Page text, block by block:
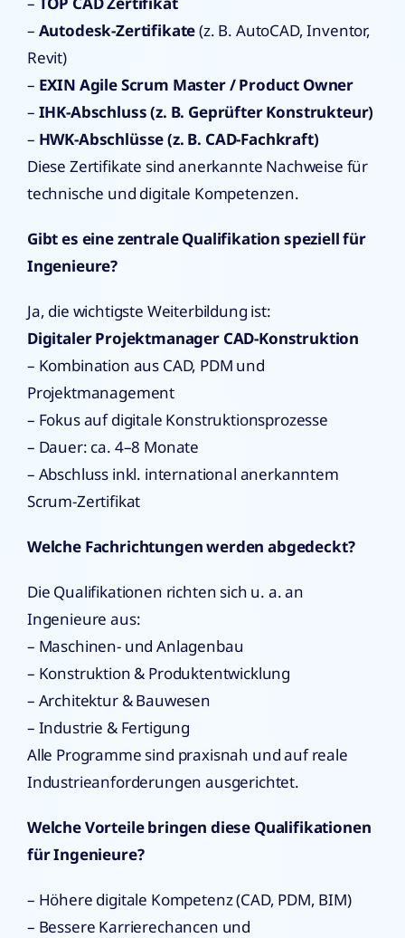
– Autodesk-Zertifikate(z. B. AutoCAD, Inventor,
Revit)
– EXIN Agile Scrum Master / Product Owner
– IHK-Abschluss (z. B. Geprüfter Konstrukteur)
– HWK-Abschlüsse (z. B. CAD-Fachkraft)
Diese Zertifikate sind anerkannte Nachweise für
technische und digitale Kompetenzen.
Gibt es eine zentrale Qualifikation speziell für
Ingenieure?
Ja, die wichtigste Weiterbildung ist:
Digitaler Projektmanager CAD-Konstruktion
– Kombination aus CAD, PDM und
Projektmanagement
– Fokus auf digitale Konstruktionsprozesse
– Dauer: ca. 4–8 Monate
– Abschluss inkl. international anerkanntem
Scrum-Zertifikat
Welche Fachrichtungen werden abgedeckt?
Die Qualifikationen richten sich u. a. an
Ingenieure aus:
– Maschinen- und Anlagenbau
– Konstruktion & Produktentwicklung
– Architektur & Bauwesen
– Industrie & Fertigung
Alle Programme sind praxisnah und auf reale
Industrieanforderungen ausgerichtet.
Welche Vorteile bringen diese Qualifikationen
für Ingenieure?
– Höhere digitale Kompetenz (CAD, PDM, BIM)
– Bessere Karrierechancen und